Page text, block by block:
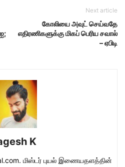
Next article
கோலியை அவுட் செய்வதே
எதிரணிகளுக்கு மிகப் பெரிய சவால்
– ஏ‌பி‌டி
K
மிஸ்டர் புயல் இணையதளத்தின்